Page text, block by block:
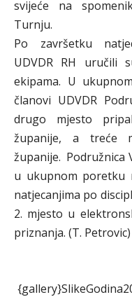
svijeće na
Turnju.
Po završetku
UDVDR RH uručili
ekipama. U
članovi UDVDR
drugo mjesto
županije, a treće
županije. Podružnica
u ukupnom poretku
natjecanjima po
2. mjesto u
priznanja. (T. Petrovic)